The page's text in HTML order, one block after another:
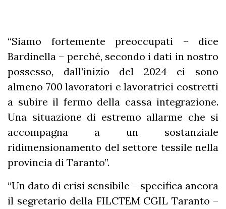
“Siamo fortemente preoccupati – dice
Bardinella – perché, secondo i dati in nostro
possesso, dall’inizio del 2024 ci sono
almeno 700 lavoratori e lavoratrici costretti
a subire il fermo della cassa integrazione.
Una situazione di estremo allarme che si
accompagna a un sostanziale
ridimensionamento del settore tessile nella
provincia di Taranto”.
“Un dato di crisi sensibile – specifica ancora
il segretario della FILCTEM CGIL Taranto –